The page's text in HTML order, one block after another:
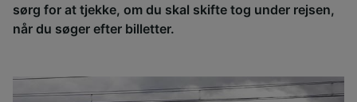
sørg for at tjekke, om du skal skifte tog under rejsen,
når du søger efter billetter.